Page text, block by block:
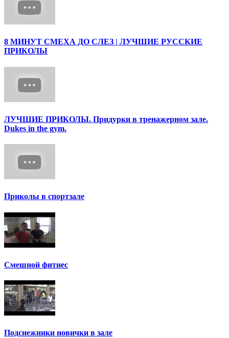
8 МИНУТ СМЕХА ДО СЛЕЗ | ЛУЧШИЕ РУССКИЕ
ПРИКОЛЫ
ЛУЧШИЕ ПРИКОЛЫ. Придурки в тренажерном зале.
Dukes in the gym.
Приколы в спортзале
Смешной фитнес
Подснежники новички в зале